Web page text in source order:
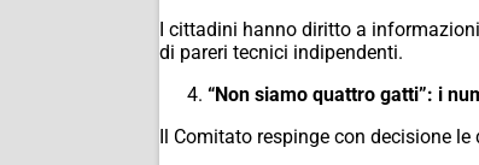
I cittadini hanno diritto a informazioni
di pareri tecnici indipendenti.
“Non siamo quattro gatti”: i
Il Comitato respinge con decisione